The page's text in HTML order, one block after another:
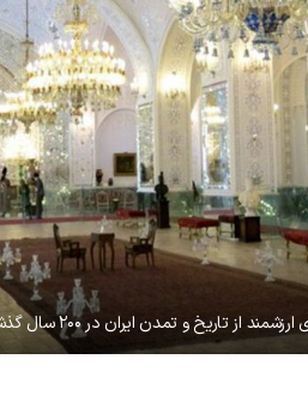
تاریخ و تمدن ایران در ۲۰۰ سال گذشته هستند